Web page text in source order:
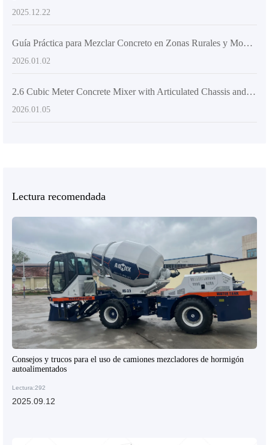
2025.12.22
Guía Práctica para Mezclar Concreto en Zonas Rurales y Montañosas: Precisión en la Colocación y Técnicas Antideslizamiento
2026.01.02
2.6 Cubic Meter Concrete Mixer with Articulated Chassis and 270° Rotation Technology: Solving Rural and Mountainous Construction Challenges
2026.01.05
Lectura recomendada
Consejos y trucos para el uso de camiones mezcladores de hormigón
autoalimentados
Lectura:292
2025.09.12